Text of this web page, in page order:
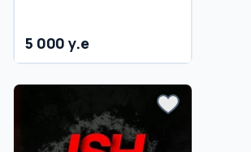
5 000 y.e